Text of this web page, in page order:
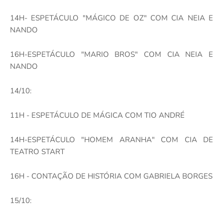
14H- ESPETÁCULO "MÁGICO DE OZ" COM CIA NEIA E
NANDO
16H-ESPETÁCULO "MARIO BROS" COM CIA NEIA E
NANDO
14/10:
11H - ESPETÁCULO DE MÁGICA COM TIO ANDRÉ
14H-ESPETÁCULO "HOMEM ARANHA" COM CIA DE
TEATRO START
16H - CONTAÇÃO DE HISTÓRIA COM GABRIELA BORGES
15/10: